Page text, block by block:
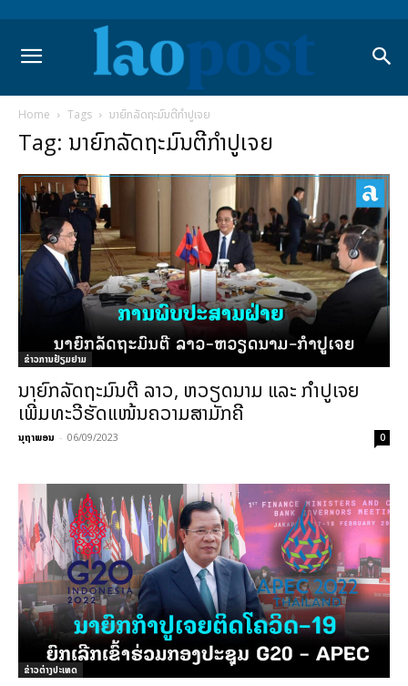
Home Tags ນາຍົກລັດຖະມົນຕີກຳປູເຈຍ
Tag: ນາຍົກລັດຖະມົນຕີກຳປູເຈຍ
ຂ່າວການຢ້ຽມຢາມ
ນາຍົກລັດຖະມົນຕີ ລາວ, ຫວຽດນາມ ແລະ ກຳປູເຈຍ
ເພີ່ມທະວີຮັດແໜ້ນຄວາມສາມັກຄີ
ນຸຖາພອນ - 06/09/2023 0
ຂ່າວຕ່າງປະເທດ